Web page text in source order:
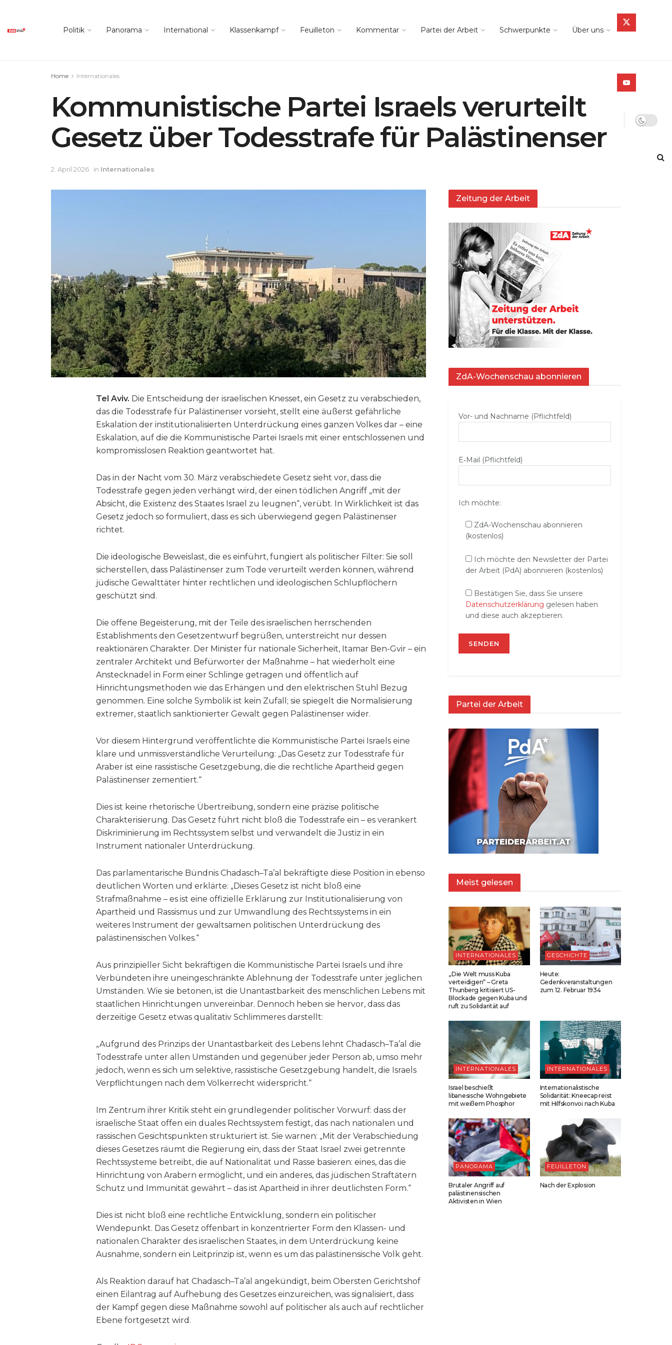
Politik Panorama International Klassenkampf Feuilleton Kommentar Partei der Arbeit Schwerpunkte Über uns
Home Internationales
Kommunistische Partei Israels verurteilt
Gesetz über Todesstrafe für Palästinenser
2. April 2026 in Internationales
Tel Aviv. Die Entscheidung der israelischen Knesset, ein Gesetz zu verabschieden,
das die Todesstrafe für Palästinenser vorsieht, stellt eine äußerst gefährliche
Eskalation der institutionalisierten Unterdrückung eines ganzen Volkes dar – eine
Eskalation, auf die die Kommunistische Partei Israels mit einer entschlossenen und
kompromisslosen Reaktion geantwortet hat.
Das in der Nacht vom 30. März verabschiedete Gesetz sieht vor, dass die
Todesstrafe gegen jeden verhängt wird, der einen tödlichen Angriff „mit der
Absicht, die Existenz des Staates Israel zu leugnen“, verübt. In Wirklichkeit ist das
Gesetz jedoch so formuliert, dass es sich überwiegend gegen Palästinenser
richtet.
Die ideologische Beweislast, die es einführt, fungiert als politischer Filter: Sie soll
sicherstellen, dass Palästinenser zum Tode verurteilt werden können, während
jüdische Gewalttäter hinter rechtlichen und ideologischen Schlupflöchern
geschützt sind.
Die offene Begeisterung, mit der Teile des israelischen herrschenden
Establishments den Gesetzentwurf begrüßen, unterstreicht nur dessen
reaktionären Charakter. Der Minister für nationale Sicherheit, Itamar Ben-Gvir – ein
zentraler Architekt und Befürworter der Maßnahme – hat wiederholt eine
Anstecknadel in Form einer Schlinge getragen und öffentlich auf
Hinrichtungsmethoden wie das Erhängen und den elektrischen Stuhl Bezug
genommen. Eine solche Symbolik ist kein Zufall; sie spiegelt die Normalisierung
extremer, staatlich sanktionierter Gewalt gegen Palästinenser wider.
Vor diesem Hintergrund veröffentlichte die Kommunistische Partei Israels eine
klare und unmissverständliche Verurteilung: „Das Gesetz zur Todesstrafe für
Araber ist eine rassistische Gesetzgebung, die die rechtliche Apartheid gegen
Palästinenser zementiert.“
Dies ist keine rhetorische Übertreibung, sondern eine präzise politische
Charakterisierung. Das Gesetz führt nicht bloß die Todesstrafe ein – es verankert
Diskriminierung im Rechtssystem selbst und verwandelt die Justiz in ein
Instrument nationaler Unterdrückung.
Das parlamentarische Bündnis Chadasch–Ta’al bekräftigte diese Position in ebenso
deutlichen Worten und erklärte: „Dieses Gesetz ist nicht bloß eine
Strafmaßnahme – es ist eine offizielle Erklärung zur Institutionalisierung von
Apartheid und Rassismus und zur Umwandlung des Rechtssystems in ein
weiteres Instrument der gewaltsamen politischen Unterdrückung des
palästinensischen Volkes.“
Aus prinzipieller Sicht bekräftigen die Kommunistische Partei Israels und ihre
Verbündeten ihre uneingeschränkte Ablehnung der Todesstrafe unter jeglichen
Umständen. Wie sie betonen, ist die Unantastbarkeit des menschlichen Lebens mit
staatlichen Hinrichtungen unvereinbar. Dennoch heben sie hervor, dass das
derzeitige Gesetz etwas qualitativ Schlimmeres darstellt:
„Aufgrund des Prinzips der Unantastbarkeit des Lebens lehnt Chadasch–Ta’al die
Todesstrafe unter allen Umständen und gegenüber jeder Person ab, umso mehr
jedoch, wenn es sich um selektive, rassistische Gesetzgebung handelt, die Israels
Verpflichtungen nach dem Völkerrecht widerspricht.“
Im Zentrum ihrer Kritik steht ein grundlegender politischer Vorwurf: dass der
israelische Staat offen ein duales Rechtssystem festigt, das nach nationalen und
rassischen Gesichtspunkten strukturiert ist. Sie warnen: „Mit der Verabschiedung
dieses Gesetzes räumt die Regierung ein, dass der Staat Israel zwei getrennte
Rechtssysteme betreibt, die auf Nationalität und Rasse basieren: eines, das die
Hinrichtung von Arabern ermöglicht, und ein anderes, das jüdischen Straftätern
Schutz und Immunität gewährt – das ist Apartheid in ihrer deutlichsten Form.“
Dies ist nicht bloß eine rechtliche Entwicklung, sondern ein politischer
Wendepunkt. Das Gesetz offenbart in konzentrierter Form den Klassen- und
nationalen Charakter des israelischen Staates, in dem Unterdrückung keine
Ausnahme, sondern ein Leitprinzip ist, wenn es um das palästinensische Volk geht.
Als Reaktion darauf hat Chadasch–Ta’al angekündigt, beim Obersten Gerichtshof
einen Eilantrag auf Aufhebung des Gesetzes einzureichen, was signalisiert, dass
der Kampf gegen diese Maßnahme sowohl auf politischer als auch auf rechtlicher
Ebene fortgesetzt wird.
Zeitung der Arbeit
ZdA-Wochenschau abonnieren
Vor- und Nachname (Pflichtfeld)
E‑Mail (Pflichtfeld)
Ich möchte:
ZdA-Wochenschau abonnieren
(kostenlos)
Ich möchte den Newsletter der Partei
der Arbeit (PdA) abonnieren (kostenlos)
Bestätigen Sie, dass Sie unsere
Datenschutzerklärung gelesen haben
und diese auch akzeptieren.
Partei der Arbeit
Meist gelesen
INTERNATIONALES
„Die Welt muss Kuba
verteidigen“ – Greta
Thunberg kritisiert US-
Blockade gegen Kuba und
ruft zu Solidarität auf
GESCHICHTE
Heute:
Gedenkveranstaltungen
zum 12. Februar 1934
INTERNATIONALES
Israel beschießt
libanesische Wohngebiete
mit weißem Phosphor
INTERNATIONALES
Internationalistische
Solidarität: Kneecap reist
mit Hilfskonvoi nach Kuba
PANORAMA
Brutaler Angriff auf
palästinensischen
Aktivisten in Wien
FEUILLETON
Nach der Explosion